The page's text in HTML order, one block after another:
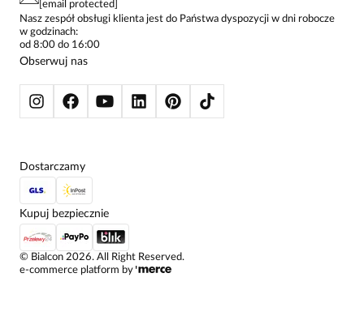
ŻAKIETY I MARYNARKI
SWETRY
BLUZY
[email protected]
Nasz zespół obsługi klienta jest do Państwa dyspozycji w dni robocze
w godzinach:
od 8:00 do 16:00
Obserwuj nas
© Bialcon 2026. All Right Reserved.
e-commerce platform by
Dostarczamy
Kupuj bezpiecznie